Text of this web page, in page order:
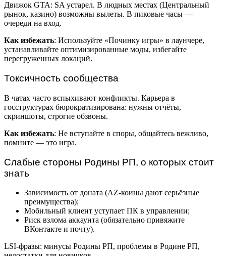
Движок GTA: SA устарел. В людных местах (Центральный
рынок, казино) возможны вылеты. В пиковые часы —
очереди на вход.
Как избежать: Используйте «Починку игры» в лаунчере,
устанавливайте оптимизированные моды, избегайте
перегруженных локаций.
Токсичность сообщества
В чатах часто вспыхивают конфликты. Карьера в
госструктурах бюрократизирована: нужны отчёты,
скриншоты, строгие обзвоны.
Как избежать: Не вступайте в споры, общайтесь вежливо,
помните — это игра.
Слабые стороны Родины РП, о которых стоит
знать
Зависимость от доната (AZ-коины дают серьёзные
преимущества);
Мобильный клиент уступает ПК в управлении;
Риск взлома аккаунта (обязательно привяжите
ВКонтакте и почту).
LSI-фразы: минусы Родины РП, проблемы в Родине РП,